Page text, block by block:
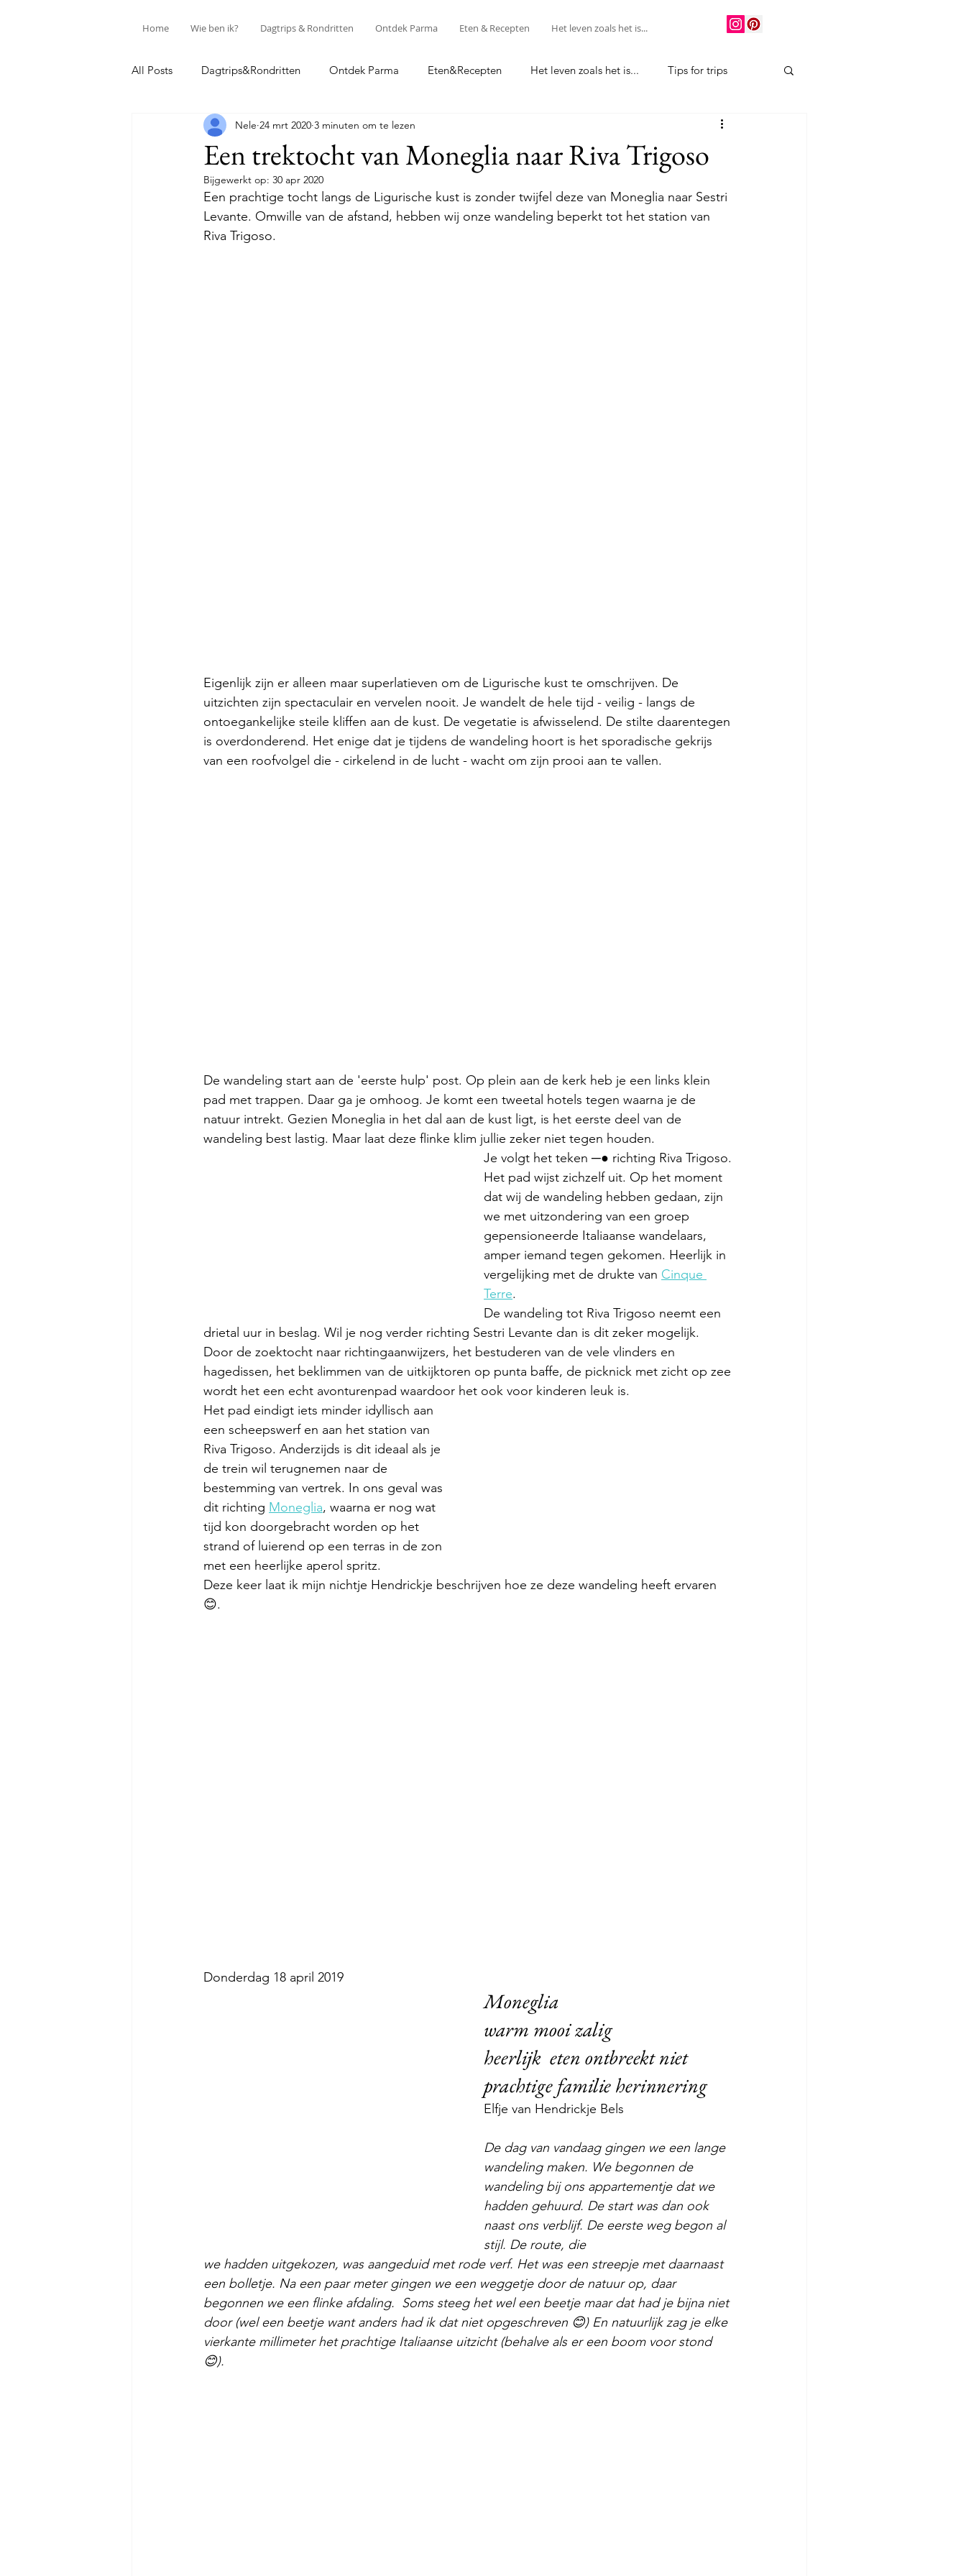
Home Wie ben ik? Dagtrips & Rondritten Ontdek Parma Eten & Recepten Het leven zoals het is...
All Posts Dagtrips&Rondritten Ontdek Parma Eten&Recepten Het leven zoals het is... Tips for trips
Discover Parma Life as it is... Food & Recipes
Een trektocht van Moneglia naar Riva Trigoso
Nele 24 mrt 2020 3 minuten om te lezen
Bijgewerkt op: 30 apr 2020
Een prachtige tocht langs de Ligurische kust is zonder twijfel deze van Moneglia naar Sestri
Levante. Omwille van de afstand, hebben wij onze wandeling beperkt tot het station van
Riva Trigoso.
Eigenlijk zijn er alleen maar superlatieven om de Ligurische kust te omschrijven. De
uitzichten zijn spectaculair en vervelen nooit. Je wandelt de hele tijd - veilig - langs de
ontoegankelijke steile kliffen aan de kust. De vegetatie is afwisselend. De stilte daarentegen
is overdonderend. Het enige dat je tijdens de wandeling hoort is het sporadische gekrijs
van een roofvolgel die - cirkelend in de lucht - wacht om zijn prooi aan te vallen.
De wandeling start aan de 'eerste hulp' post. Op plein aan de kerk heb je een links klein
pad met trappen. Daar ga je omhoog. Je komt een tweetal hotels tegen waarna je de
natuur intrekt. Gezien Moneglia in het dal aan de kust ligt, is het eerste deel van de
wandeling best lastig. Maar laat deze flinke klim jullie zeker niet tegen houden.
Je volgt het teken ─● richting Riva Trigoso.
Het pad wijst zichzelf uit. Op het moment
dat wij de wandeling hebben gedaan, zijn
we met uitzondering van een groep
gepensioneerde Italiaanse wandelaars,
amper iemand tegen gekomen. Heerlijk in
vergelijking met de drukte van Cinque
Terre.
De wandeling tot Riva Trigoso neemt een
drietal uur in beslag. Wil je nog verder richting Sestri Levante dan is dit zeker mogelijk.
Door de zoektocht naar richtingaanwijzers, het bestuderen van de vele vlinders en
hagedissen, het beklimmen van de uitkijktoren op punta baffe, de picknick met zicht op zee
wordt het een echt avonturenpad waardoor het ook voor kinderen leuk is.
Het pad eindigt iets minder idyllisch aan
een scheepswerf en aan het station van
Riva Trigoso. Anderzijds is dit ideaal als je
de trein wil terugnemen naar de
bestemming van vertrek. In ons geval was
dit richting Moneglia, waarna er nog wat
tijd kon doorgebracht worden op het
strand of luierend op een terras in de zon
met een heerlijke aperol spritz.
Deze keer laat ik mijn nichtje Hendrickje beschrijven hoe ze deze wandeling heeft ervaren
😊.
Donderdag 18 april 2019
Moneglia
warm mooi zalig
heerlijk  eten ontbreekt niet
prachtige familie herinnering
Elfje van Hendrickje Bels
De dag van vandaag gingen we een lange
wandeling maken. We begonnen de
wandeling bij ons appartementje dat we
hadden gehuurd. De start was dan ook
naast ons verblijf. De eerste weg begon al
stijl. De route, die
we hadden uitgekozen, was aangeduid met rode verf. Het was een streepje met daarnaast
een bolletje. Na een paar meter gingen we een weggetje door de natuur op, daar
begonnen we een flinke afdaling.  Soms steeg het wel een beetje maar dat had je bijna niet
door (wel een beetje want anders had ik dat niet opgeschreven 😊) En natuurlijk zag je elke
vierkante millimeter het prachtige Italiaanse uitzicht (behalve als er een boom voor stond
😊).